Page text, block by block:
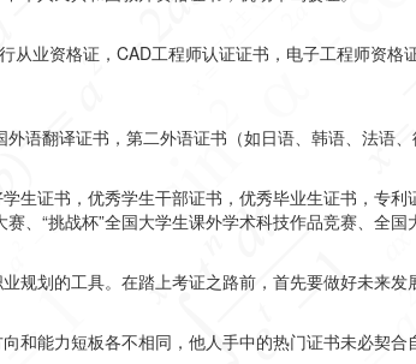
业资格证，CAD工程师认证证书，电子工程师资格
语翻译证书，第二外语证书（如日语、韩语、法语、
生证书，优秀学生干部证书，优秀毕业生证书，专
、 “挑战杯”全国大学生课外学术科技作品竞赛、全
规划的工具。在踏上考证之路前，首先要做好未来
和能力短板各不相同，他人手中的热门证书未必契合